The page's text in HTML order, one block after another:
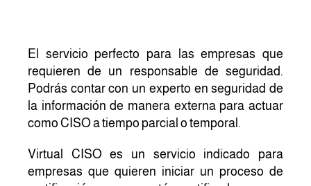
El servicio perfecto para las empresas que
requieren de un responsable de seguridad.
Podrás contar con un experto en seguridad de
la información de manera externa para actuar
como CISO a tiempo parcial o temporal.
Virtual CISO es un servicio indicado para
empresas que quieren iniciar un proceso de